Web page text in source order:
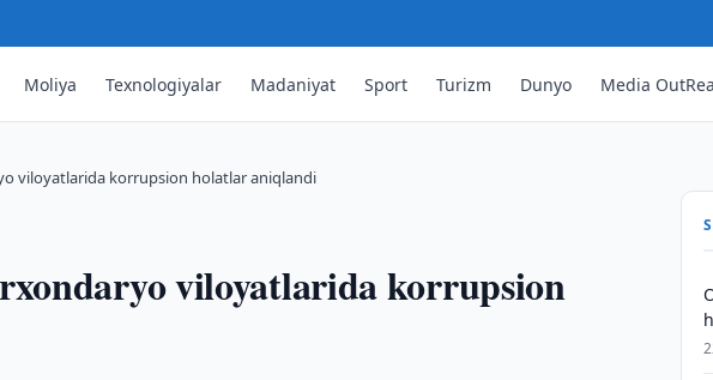
Moliya Texnologiyalar Madaniyat Sport Turizm Dunyo Media
viloyatlarida korrupsion holatlar aniqlandi
viloyatlarida korrupsion